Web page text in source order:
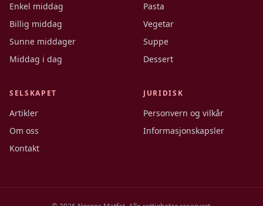
Enkel middag
Billig middag
Sunne middager
Middag i dag
Pasta
Vegetar
Suppe
Dessert
SELSKAPET
Artikler
Om oss
Kontakt
JURIDISK
Personvern og vilkår
Informasjonskapsler